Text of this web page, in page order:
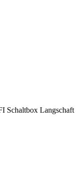
Schaltbox Langschaft